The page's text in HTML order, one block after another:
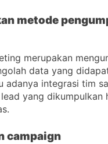
metode
merupakan
data yang
adanya integrasi tim
yang dikumpulkan
campaign